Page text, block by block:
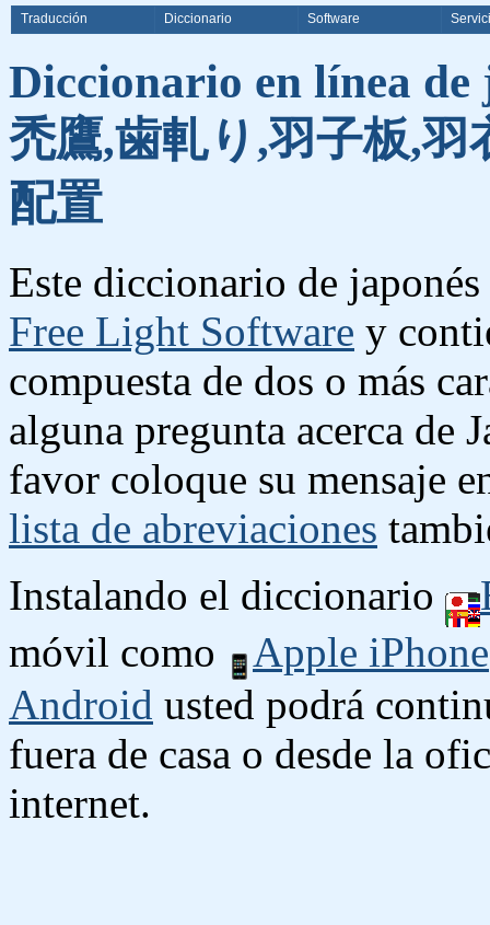
Traducción Diccionario Software
Diccionario en línea
禿鷹,歯軋り,羽子板,羽
配置
Este diccionario de
Free Light Software y
compuesta de dos o más
alguna pregunta acerca de
favor coloque su mensaje
lista de abreviaciones
Instalando el diccionario
móvil como
Apple iPhone
Android usted podrá
fuera de casa o desde la
internet.